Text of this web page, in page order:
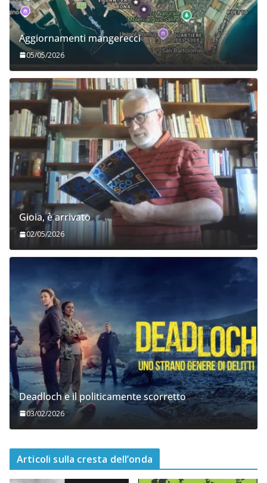
Aggiornamenti mangerecci
05/05/2026
Gioia, è arrivato
02/05/2026
Deadloch e il politicamente scorretto
03/02/2026
Articoli sulla cresta dell’onda